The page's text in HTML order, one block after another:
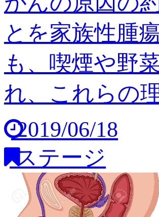
とを家族性腫
も、喫煙や野
れ、これらの
2019/06/18
ステージ